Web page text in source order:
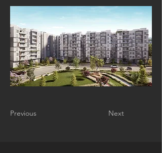
Previous Next